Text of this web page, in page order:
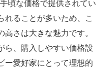
頃な価格で提供されてい
れることが多いため、こ
さは大きな魅力です。
ら、購入しやすい価格設
ー愛好家にとって理想的